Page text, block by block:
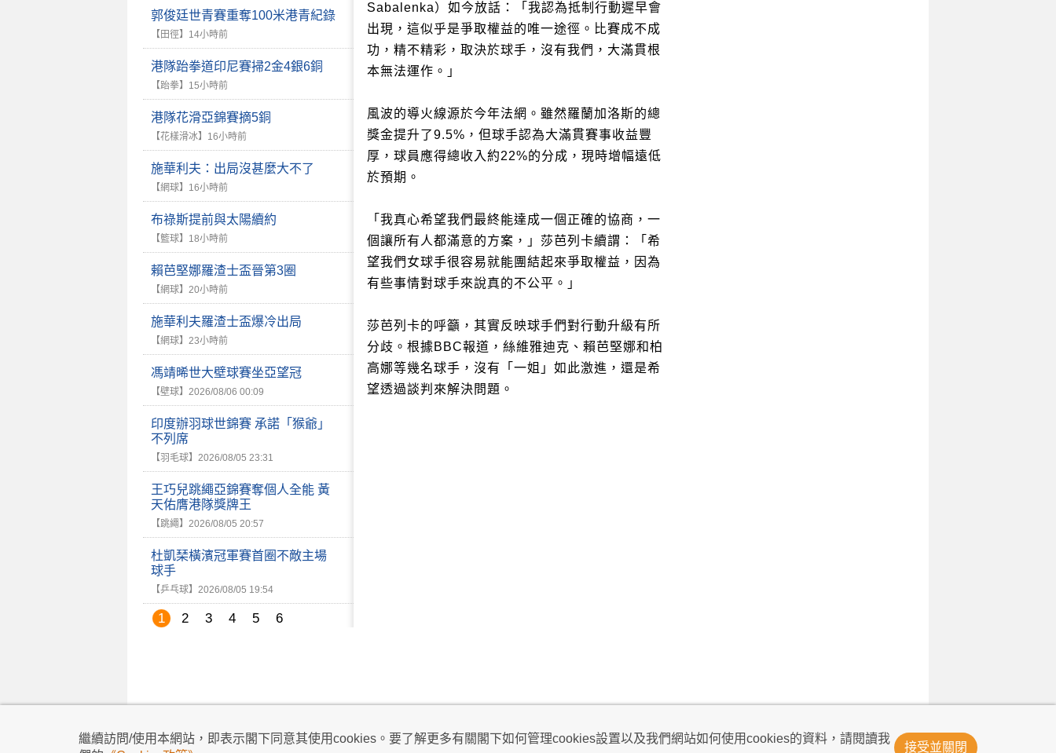
郭俊廷世青賽重奪100米港青紀錄
【田徑】 14小時前
港隊跆拳道印尼賽掃2金4銀6銅
【跆拳】 15小時前
港隊花滑亞錦賽摘5銅
【花樣滑冰】 16小時前
施華利夫：出局沒甚麼大不了
【網球】 16小時前
布祿斯提前與太陽續約
【籃球】 18小時前
賴芭堅娜羅渣士盃晉第3圈
【網球】 20小時前
施華利夫羅渣士盃爆冷出局
【網球】 23小時前
馮靖晞世大壁球賽坐亞望冠
【壁球】 2026/08/06 00:09
印度辦羽球世錦賽 承諾「猴爺」
不列席
【羽毛球】 2026/08/05 23:31
王巧兒跳繩亞錦賽奪個人全能 黃
天佑膺港隊獎牌王
【跳繩】 2026/08/05 20:57
杜凱琹橫濱冠軍賽首圈不敵主場
球手
【乒乓球】 2026/08/05 19:54
1 2 3 4 5 6
Sabalenka）如今放話：「我認為抵制行動遲早會
出現，這似乎是爭取權益的唯一途徑。比賽成不成
功，精不精彩，取決於球手，沒有我們，大滿貫根
本無法運作。」
風波的導火線源於今年法網。雖然羅蘭加洛斯的總
獎金提升了9.5%，但球手認為大滿貫賽事收益豐
厚，球員應得總收入約22%的分成，現時增幅遠低
於預期。
「我真心希望我們最終能達成一個正確的協商，一
個讓所有人都滿意的方案，」莎芭列卡續謂：「希
望我們女球手很容易就能團結起來爭取權益，因為
有些事情對球手來說真的不公平。」
莎芭列卡的呼籲，其實反映球手們對行動升級有所
分歧。根據BBC報道，絲維雅迪克、賴芭堅娜和柏
高娜等幾名球手，沒有「一姐」如此激進，還是希
望透過談判來解決問題。
繼續訪問/使用本網站，即表示閣下同意其使用cookies。要了解更多有關閣下如何管理cookies設置以及我們網站如何使用cookies的資料，請閱讀我
接受並關閉
私隱政策 | 使用條款 免責及著作權聲明 © Now TV Limited 2011-2026 著作權所有